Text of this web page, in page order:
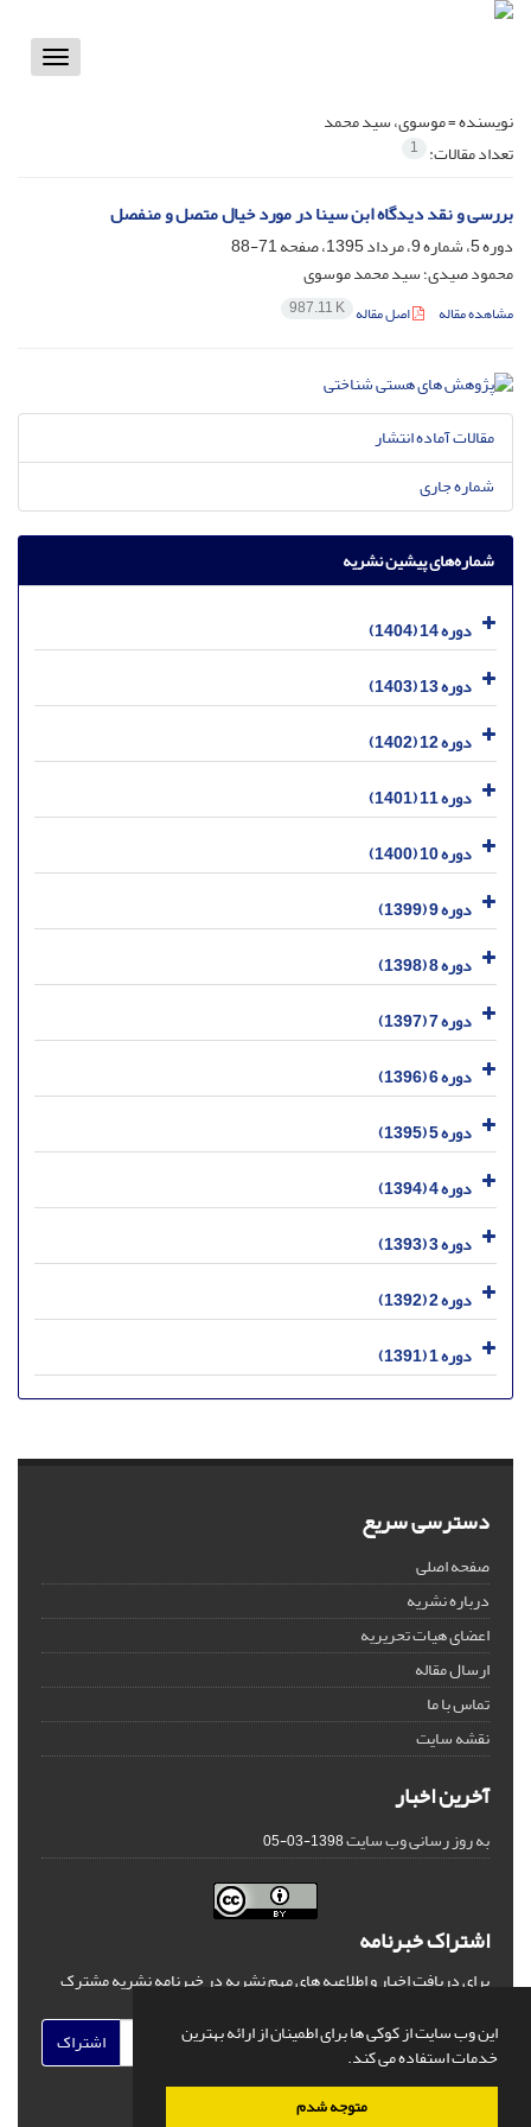
این وب سایت از کوکی ها برای اطمینان از ارائه بهترین
خدمات استفاده می کند.
متوجه شدم
Toggle
نویسنده =موسوی، سید محمد
تعداد مقالات: 1
بررسی و نقد دیدگاه ابن سینا در مورد خیال متصل و منفصل
دوره 5، شماره 9، مرداد 1395، صفحه
71-88
محمود صیدی؛ سید محمد موسوی
مشاهده مقاله اصل مقاله 987.11 K
مقالات آماده انتشار
شماره جاری
شماره‌های پیشین نشریه
دوره 14 (1404)
دوره 13 (1403)
دوره 12 (1402)
دوره 11 (1401)
دوره 10 (1400)
دوره 9 (1399)
دوره 8 (1398)
دوره 7 (1397)
دوره 6 (1396)
دوره 5 (1395)
دوره 4 (1394)
دوره 3 (1393)
دوره 2 (1392)
دوره 1 (1391)
دسترسی سریع
صفحه اصلی
درباره نشریه
اعضای هیات تحریریه
ارسال مقاله
تماس با ما
نقشه سایت
آخرین اخبار
به روز رسانی وب سایت1398-03-05
اشتراک خبرنامه
برای دریافت اخبار و اطلاعیه های مهم نشریه در خبرنامه نشریه مشترک
اشتراک